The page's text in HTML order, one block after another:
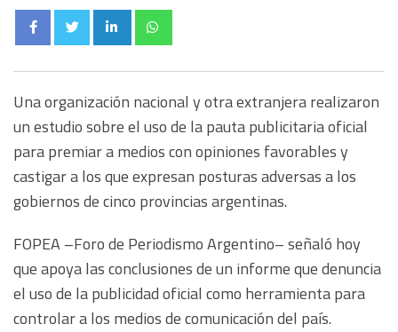
Una organización nacional y otra extranjera realizaron
un estudio sobre el uso de la pauta publicitaria oficial
para premiar a medios con opiniones favorables y
castigar a los que expresan posturas adversas a los
gobiernos de cinco provincias argentinas.
FOPEA –Foro de Periodismo Argentino– señaló hoy
que apoya las conclusiones de un informe que denuncia
el uso de la publicidad oficial como herramienta para
controlar a los medios de comunicación del país.